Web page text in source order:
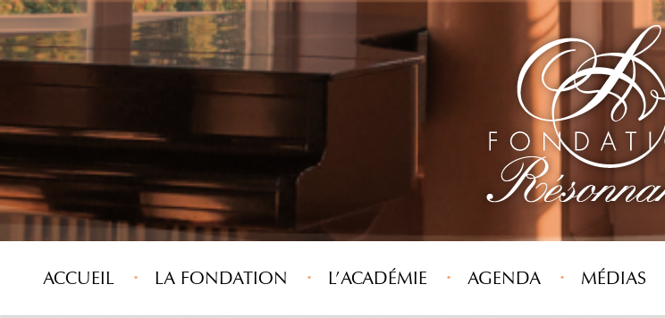
ACCUEIL LA FONDATION L’ACADÉMIE AGENDA MÉDIAS